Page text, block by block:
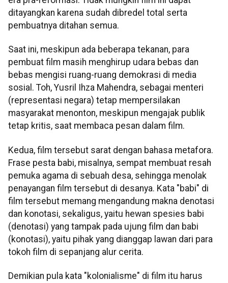
ditayangkan karena sudah dibredel total serta
pembuatnya ditahan semua.
Saat ini, meskipun ada beberapa tekanan, para
pembuat film masih menghirup udara bebas dan
bebas mengisi ruang-ruang demokrasi di media
sosial. Toh, Yusril Ihza Mahendra, sebagai menteri
(representasi negara) tetap mempersilakan
masyarakat menonton, meskipun mengajak publik
tetap kritis, saat membaca pesan dalam film.
Kedua, film tersebut sarat dengan bahasa metafora.
Frase pesta babi, misalnya, sempat membuat resah
pemuka agama di sebuah desa, sehingga menolak
penayangan film tersebut di desanya. Kata "babi" di
film tersebut memang mengandung makna denotasi
dan konotasi, sekaligus, yaitu hewan spesies babi
(denotasi) yang tampak pada ujung film dan babi
(konotasi), yaitu pihak yang dianggap lawan dari para
tokoh film di sepanjang alur cerita.
Demikian pula kata "kolonialisme" di film itu harus